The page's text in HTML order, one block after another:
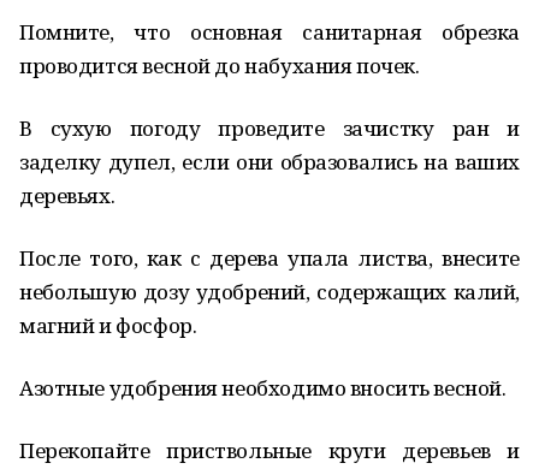
Помните, что основная санитарная обрезка
проводится весной до набухания почек.
В сухую погоду проведите зачистку ран и
заделку дупел, если они образовались на ваших
деревьях.
После того, как с дерева упала листва, внесите
небольшую дозу удобрений, содержащих калий,
магний и фосфор.
Азотные удобрения необходимо вносить весной.
Перекопайте приствольные круги деревьев и